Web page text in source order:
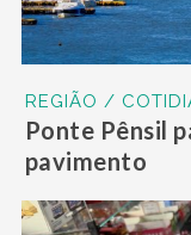
REGIÃO /
Ponte Pênsil
pavimento